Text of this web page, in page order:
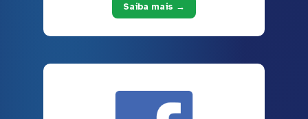
Saiba mais →